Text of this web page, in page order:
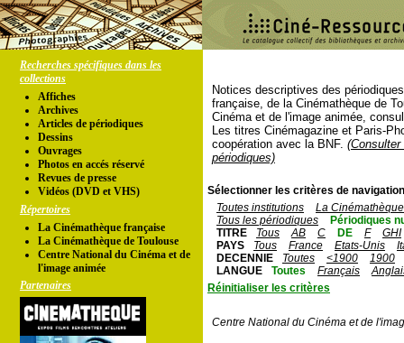
Recherches spécifiques dans les
collections
Affiches
Archives
Articles de périodiques
Dessins
Ouvrages
Photos en accés réservé
Revues de presse
Vidéos (DVD et VHS)
Répertoires
La Cinémathèque française
La Cinémathèque de Toulouse
Centre National du Cinéma et de
l'image animée
Partenaires
Notices descriptives des
française, de la Cinémathèque de
Cinéma et de l'image animée,
Les titres Cinémagazine et Paris-
coopération avec la BNF.
périodiques)
Sélectionner les critères de
Toutes institutions
La
Tous les périodiques
Périodiques
TITRE
Tous AB C DE F
GHI
PAYS
Tous France Etats-Unis
DECENNIE
Toutes <1900
1900
LANGUE
Toutes Français
Réinitialiser les critères
Centre National du Cinéma et de